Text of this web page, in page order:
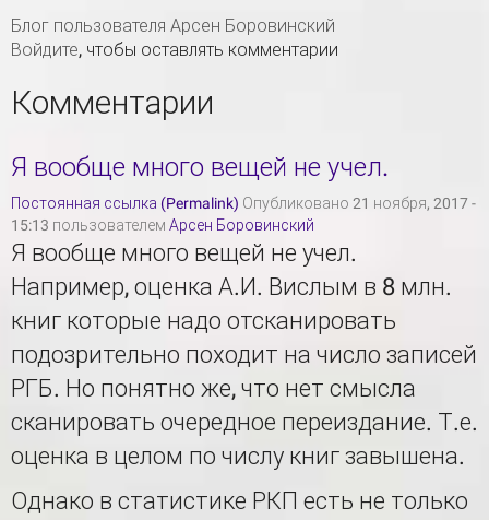
Блог пользователя Арсен Боровинский
Войдите, чтобы оставлять комментарии
Комментарии
Я вообще много вещей не учел.
Постоянная ссылка (Permalink) Опубликовано 21 ноября, 2017 -
15:13 пользователем Арсен Боровинский
Я вообще много вещей не учел.
Например, оценка А.И. Вислым в 8 млн.
книг которые надо отсканировать
подозрительно походит на число записей
РГБ. Но понятно же, что нет смысла
сканировать очередное переиздание. Т.е.
оценка в целом по числу книг завышена.
Однако в статистике РКП есть не только